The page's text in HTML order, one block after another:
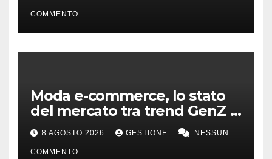
COMMENTO
Moda e-commerce, lo stato
del mercato tra trend GenZ e
second hand
8 AGOSTO 2026 GESTIONE NESSUN
COMMENTO